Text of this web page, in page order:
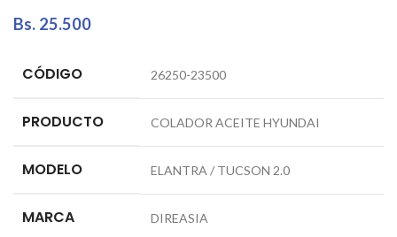
Bs. 25.500
CÓDIGO 26250-23500
PRODUCTO COLADOR ACEITE HYUNDAI
MODELO ELANTRA / TUCSON 2.0
MARCA DIREASIA